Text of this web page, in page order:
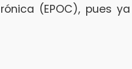
(EPOC), pues